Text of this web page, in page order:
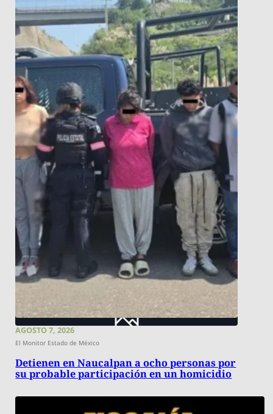
AGOSTO 7, 2026
El Monitor Estado de México
Detienen en Naucalpan a ocho personas por
su probable participación en un homicidio